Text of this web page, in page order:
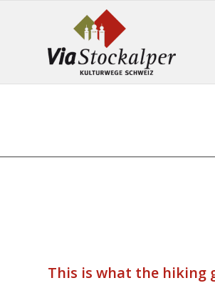
This is what the hiking